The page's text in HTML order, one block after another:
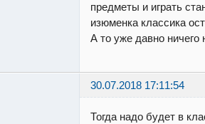
предметы и играть
изюменка классика
А то уже давно ничего
30.07.2018 17:11:54
Тогда надо будет в